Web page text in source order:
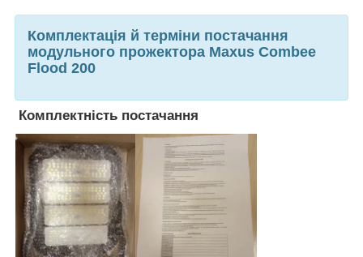
Комплектація й терміни постачання
модульного прожектора Maxus Combee
Flood 200
Комплектність постачання